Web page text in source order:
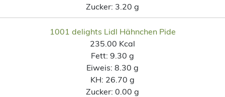
Zucker: 3.20 g
1001 delights Lidl Hähnchen Pide
235.00 Kcal
Fett: 9.30 g
Eiweis: 8.30 g
KH: 26.70 g
Zucker: 0.00 g